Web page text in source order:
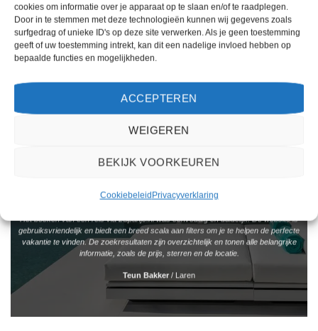
cookies om informatie over je apparaat op te slaan en/of te raadplegen.
Door in te stemmen met deze technologieën kunnen wij gegevens zoals
surfgedrag of unieke ID's op deze site verwerken. Als je geen toestemming
geeft of uw toestemming intrekt, kan dit een nadelige invloed hebben op
bepaalde functies en mogelijkheden.
ACCEPTEREN
WEIGEREN
BEKIJK VOORKEUREN
CookiebeleidPrivacyverklaring
WAT ZE OVER ONS ZEGGEN
Het boeken van een reis via 2Spanje.nl was eenvoudig en duidelijk. De website is
gebruiksvriendelijk en biedt een breed scala aan filters om je te helpen de perfecte
vakantie te vinden. De zoekresultaten zijn overzichtelijk en tonen alle belangrijke
informatie, zoals de prijs, sterren en de locatie.
Teun Bakker / Laren